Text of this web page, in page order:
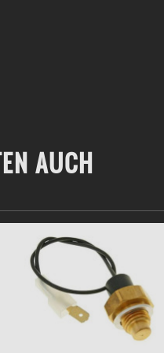
ich unter Beta ging und
110km/h Mit
6 kupplung Und Die
Hebo Performer
AUCH